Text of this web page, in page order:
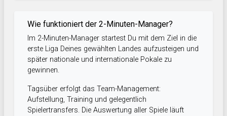
Wie funktioniert der 2-Minuten-Manager?
Im 2-Minuten-Manager startest Du mit dem Ziel in die
erste Liga Deines gewählten Landes aufzusteigen und
später nationale und internationale Pokale zu
gewinnen.
Tagsüber erfolgt das Team-Management:
Aufstellung, Training und gelegentlich
Spielertransfers. Die Auswertung aller Spiele läuft